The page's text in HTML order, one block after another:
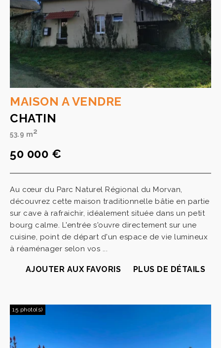
MAISON A VENDRE
CHATIN
53.9 m2
50 000 €
Au cœur du Parc Naturel Régional du Morvan,
découvrez cette maison traditionnelle bâtie en partie
sur cave à rafraichir, idéalement située dans un petit
bourg calme. L'entrée s'ouvre directement sur une
cuisine, point de départ d'un espace de vie lumineux
à réaménager selon vos ...
AJOUTER AUX FAVORIS PLUS DE DÉTAILS
15 photo(s)